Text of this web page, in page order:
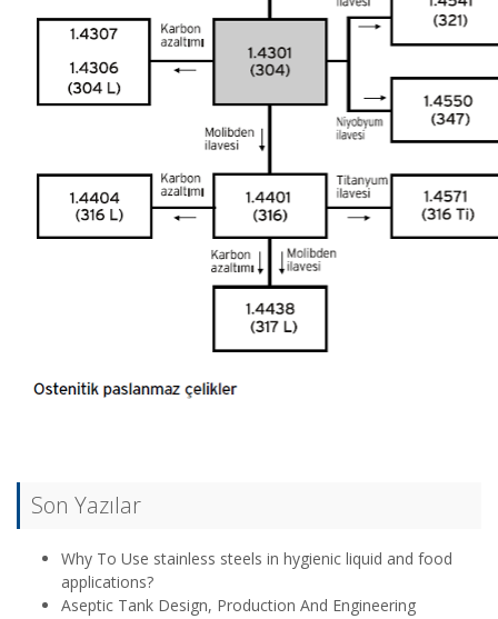
Son Yazılar
Why To Use stainless steels in hygienic liquid and food
applications?
Aseptic Tank Design, Production And Engineering